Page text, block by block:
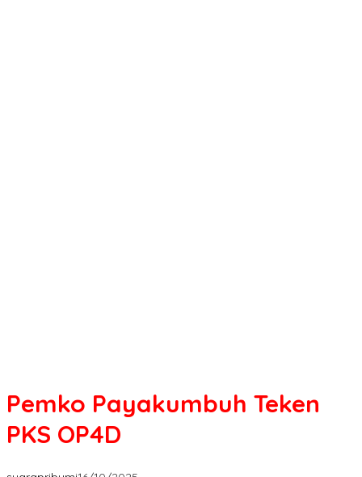
Pemko Payakumbuh Teken
PKS OP4D